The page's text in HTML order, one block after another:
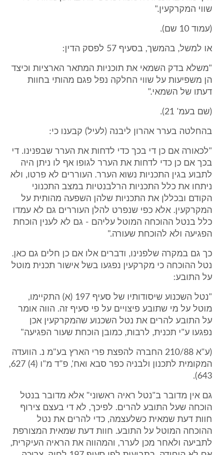
שווי המקרקעין."
(עמוד 10 שם).
או למשל, בהמשך, בסעיף 57 לפסק הדין:
"משלא בדק השמאי את תוכניות המתאר הארציות וכיצד
הן משפיעות על שווי החלקה נפל פגם מהותי בחוות
דעתו של השמאי."
(שם בעמ' 21).
בהחלטה בערר אהרון ליבנה (לעיל) קבענו כי:
"לכאורה אם כן די בכך כדי לדחות את הערר שבפנינו. די
בכך אם כן כדי לדחות את הערר לגופו אף לו ניתן היה
לתבוע בגין התכניות נשוא הערר. העוררים לא פרטו, ולא
ניתחו את כלל התכניות הרלבנטיות במצב התכנוני
הקודם ובכללן את התכניות שלהן השפעה מהותית על
המקרקעין. אלא כפי שנפרט להלן העוררים גם לא עמדו
כלל בנטל ההוכחה המוטל עליהם - גם לא לענין הוכחת
הפגיעה ולא להוכחת שעורה."
כך גם במקרה שלפנינו, ודברים אלו אם כן חלים גם כאן.
נטל ההוכחה כי מקרקעין נפגעו בשל אישור תכנית מוטל
על התובע:
"נטל השכנוע שיסודותיו של סעיף 197 (א) התקיימו,
מוטל על מי שתובע פיצויים על פי סעיף זה. הווה אומר
על התובע להרים את נטל השכנוע שהמקרקעין אכן
נפגעו ע"י תכנית, לרבות, כמובן הוכחת שעור הפגיעה"
(ע"א 210/88 החברה להפצת פרי הארץ בע"מ נ. הוועדה
המקומית לתכנון ולבניה כפר סבא ואח', פ"ד מ"ו (4) 627,
643).
גם אין מדובר ב"נטל ראיה ראשוני" אלא מדובר בנטל
הוכחה שעל התובע להרים. לפיכך, לא די בעצם צירוף
חוות דעת שמאית כשלעצמה, כדי להרים את נטל
ההוכחה המוטל על התובע. חוות דעת שמאית המצורפת
לתביעה ולאחר מכן לערר, והמהווה את הראיה העיקרית,